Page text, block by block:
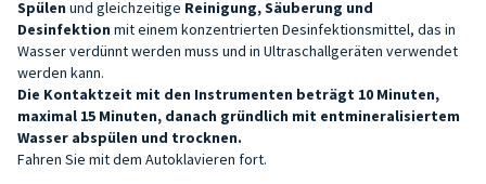
Spülen und gleichzeitige Reinigung, Säuberung und
Desinfektion mit einem konzentrierten Desinfektionsmittel, das in
Wasser verdünnt werden muss und in Ultraschallgeräten verwendet
werden kann.
Die Kontaktzeit mit den Instrumenten beträgt 10 Minuten,
maximal 15 Minuten, danach gründlich mit entmineralisiertem
Wasser abspülen und trocknen.
Fahren Sie mit dem Autoklavieren fort.